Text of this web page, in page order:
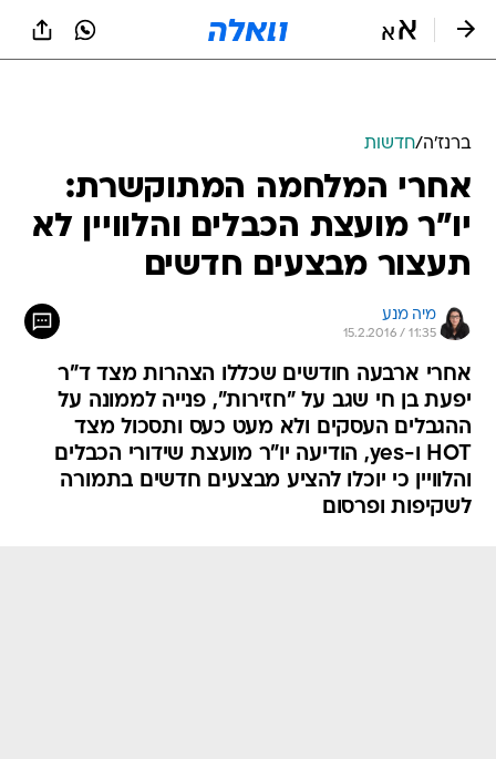
ברנז'ה/חדשות
אחרי המלחמה המתוקשרת:
יו"ר מועצת הכבלים והלוויין לא
תעצור מבצעים חדשים
מיה מנע
15.2.2016 / 11:35
אחרי ארבעה חודשים שכללו הצהרות מצד ד"ר
יפעת בן חי שגב על "חזירות", פנייה לממונה על
ההגבלים העסקים ולא מעט כעס ותסכול מצד
HOT ו-yes, הודיעה יו"ר מועצת שידורי הכבלים
והלוויין כי יוכלו להציע מבצעים חדשים בתמורה
לשקיפות ופרסום